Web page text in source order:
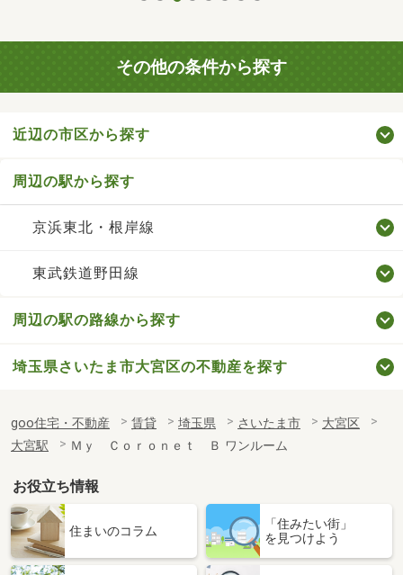
その他の条件から探す
近辺の市区から探す
周辺の駅から探す
京浜東北・根岸線
東武鉄道野田線
周辺の駅の路線から探す
埼玉県さいたま市大宮区の不動産を探す
goo住宅・不動産 賃貸 埼玉県 さいたま市
大宮区
大宮駅
Ｍｙ Ｃｏｒｏｎｅｔ Ｂ ワンルーム
お役立ち情報
住まいのコラム
「住みたい街」
を見つけよう